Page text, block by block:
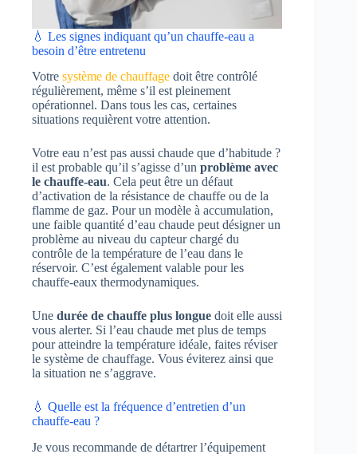
💧 Les signes indiquant qu’un chauffe-eau a
besoin d’être entretenu
Votre système de chauffage doit être contrôlé
régulièrement, même s’il est pleinement
opérationnel. Dans tous les cas, certaines
situations requièrent votre attention.
Votre eau n’est pas aussi chaude que d’habitude ?
il est probable qu’il s’agisse d’un problème avec
le chauffe-eau. Cela peut être un défaut
d’activation de la résistance de chauffe ou de la
flamme de gaz. Pour un modèle à accumulation,
une faible quantité d’eau chaude peut désigner un
problème au niveau du capteur chargé du
contrôle de la température de l’eau dans le
réservoir. C’est également valable pour les
chauffe-eaux thermodynamiques.
Une durée de chauffe plus longue doit elle aussi
vous alerter. Si l’eau chaude met plus de temps
pour atteindre la température idéale, faites réviser
le système de chauffage. Vous éviterez ainsi que
la situation ne s’aggrave.
💧 Quelle est la fréquence d’entretien d’un
chauffe-eau ?
Je vous recommande de détartrer l’équipement